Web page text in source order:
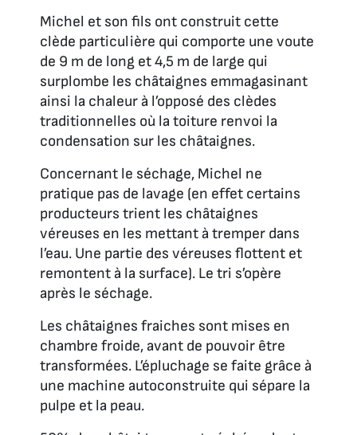
Michel et son fils ont construit cette
clède particulière qui comporte une voute
de 9 m de long et 4,5 m de large qui
surplombe les châtaignes emmagasinant
ainsi la chaleur à l’opposé des clèdes
traditionnelles où la toiture renvoi la
condensation sur les châtaignes.
Concernant le séchage, Michel ne
pratique pas de lavage (en effet certains
producteurs trient les châtaignes
véreuses en les mettant à tremper dans
l’eau. Une partie des véreuses flottent et
remontent à la surface). Le tri s’opère
après le séchage.
Les châtaignes fraiches sont mises en
chambre froide, avant de pouvoir être
transformées. L’épluchage se faite grâce à
une machine autoconstruite qui sépare la
pulpe et la peau.